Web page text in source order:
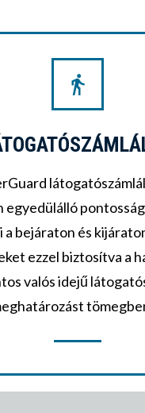
egyedülálló
a bejáraton és
ezzel biztosítva a
valós idejű